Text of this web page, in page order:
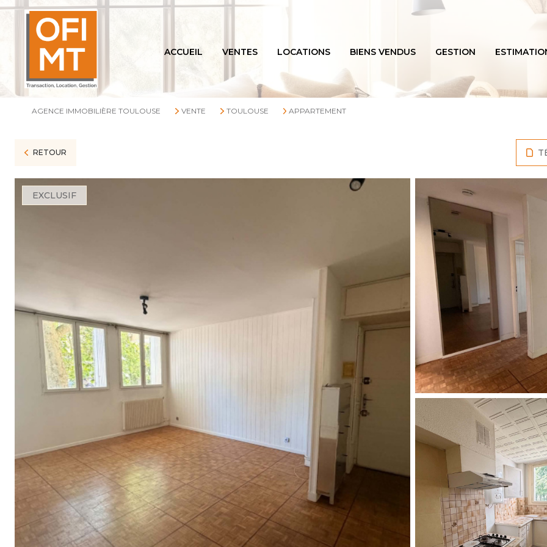
ACCUEIL VENTES LOCATIONS BIENS VENDUS GESTION
AGENCE IMMOBILIÈRE TOULOUSE VENTE TOULOUSE APPARTEMENT
RETOUR
EXCLUSIF